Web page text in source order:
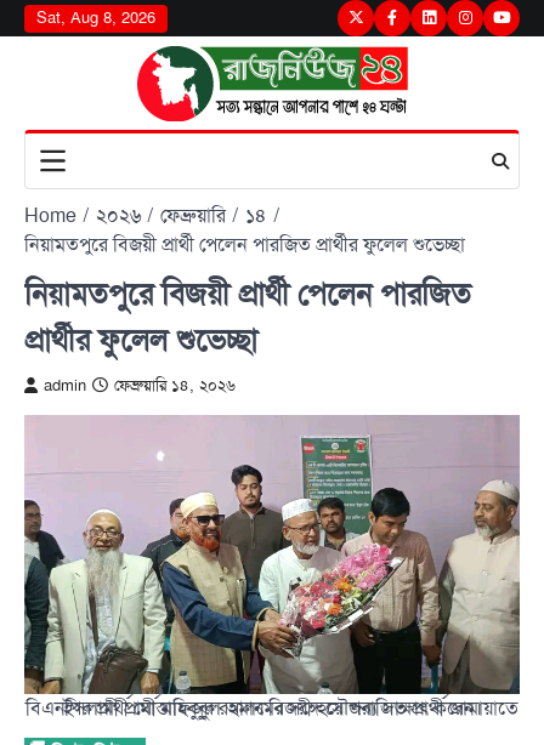
Skip
to
Sat, Aug 8, 2026 TwitterFacebook
LinkedInInstagram
Home ২০২৬ ফেব্রুয়ারি
১৪
নিয়ামতপুরে বিজয়ী প্রার্থী পেলেন পারজিত প্রার্থীর ফুলেল শুভেচ্ছা
নিয়ামতপুরে বিজয়ী প্রার্থী পেলেন পারজিত
প্রার্থীর ফুলেল শুভেচ্ছা
admin ফেব্রুয়ারি ১৪, ২০২৬
বিএনপির প্রার্থী মোস্তাফিজুর রহমান বিজয়ী হয়ে পরাজিত প্রার্থী জামায়াতে ইসলামী প্রার্থী মাহবুবুল আলমের সঙ্গে সৌজন্য সাক্ষাৎ করেন।